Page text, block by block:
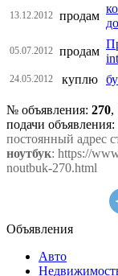
13.12.2012 продам
05.07.2012 продам
24.05.2012 куплю
№ объявления: 270,
подачи объявления:
постоянный адрес
ноутбук: https://
noutbuk-270.html
Объявления
Авто